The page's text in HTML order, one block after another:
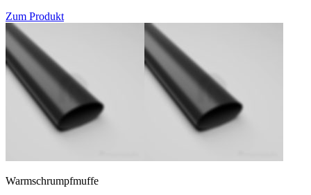
Zum Produkt
Warmschrumpfmuffe